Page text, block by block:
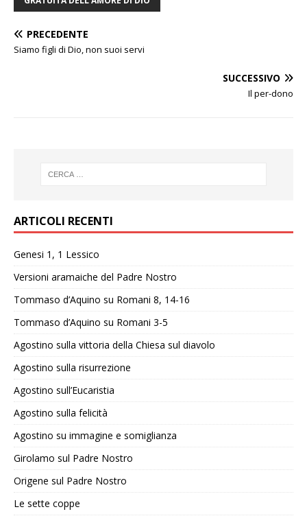
PRECEDENTE
Siamo figli di Dio, non suoi servi
SUCCESSIVO
Il per-dono
ARTICOLI RECENTI
Genesi 1, 1 Lessico
Versioni aramaiche del Padre Nostro
Tommaso d’Aquino su Romani 8, 14-16
Tommaso d’Aquino su Romani 3-5
Agostino sulla vittoria della Chiesa sul diavolo
Agostino sulla risurrezione
Agostino sull’Eucaristia
Agostino sulla felicità
Agostino su immagine e somiglianza
Girolamo sul Padre Nostro
Origene sul Padre Nostro
Le sette coppe